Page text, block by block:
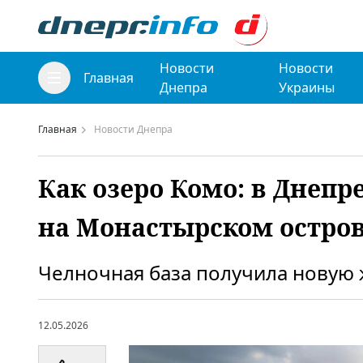
Главная
Новости
Днепра
Новости
Украины
Главная Новости Днепра
Как озеро Комо: в
на Монастырском
Челночная база получила новую
12.05.2026